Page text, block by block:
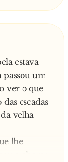
estava
passou um
ver o que
escadas
velha
lhe
a chorar